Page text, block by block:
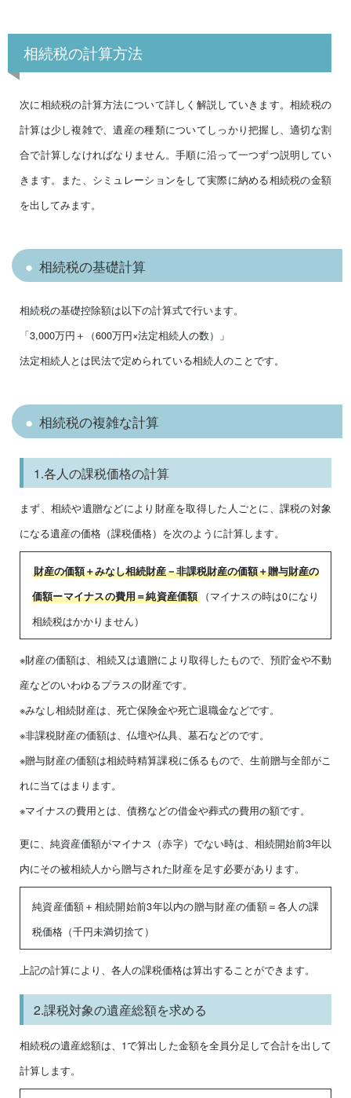
相続税の計算方法
次に相続税の計算方法について詳しく解説していきます。相続税の
計算は少し複雑で、遺産の種類についてしっかり把握し、適切な割
合で計算しなければなりません。手順に沿って一つずつ説明してい
きます。また、シミュレーションをして実際に納める相続税の金額
を出してみます。
相続税の基礎計算
相続税の基礎控除額は以下の計算式で行います。
「3,000万円＋（600万円×法定相続人の数）」
法定相続人とは民法で定められている相続人のことです。
相続税の複雑な計算
1.各人の課税価格の計算
まず、相続や遺贈などにより財産を取得した人ごとに、課税の対象
になる遺産の価格（課税価格）を次のように計算します。
財産の価額＋みなし相続財産－非課税財産の価額＋贈与財産の
価額ーマイナスの費用＝純資産価額（マイナスの時は0になり
相続税はかかりません）
※財産の価額は、相続又は遺贈により取得したもので、預貯金や不動
産などのいわゆるプラスの財産です。
※みなし相続財産は、死亡保険金や死亡退職金などです。
※非課税財産の価額は、仏壇や仏具、墓石などのです。
※贈与財産の価額は相続時精算課税に係るもので、生前贈与全部がこ
れに当てはまります。
※マイナスの費用とは、債務などの借金や葬式の費用の額です。
更に、純資産価額がマイナス（赤字）でない時は、相続開始前3年以
内にその被相続人から贈与された財産を足す必要があります。
純資産価額＋相続開始前3年以内の贈与財産の価額＝各人の課
税価格（千円未満切捨て）
上記の計算により、各人の課税価格は算出することができます。
2.課税対象の遺産総額を求める
相続税の遺産総額は、1で算出した金額を全員分足して合計を出して
計算します。